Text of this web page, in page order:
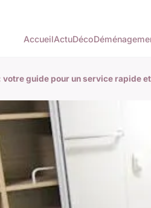
AccueilActuDéco
votre guide pour un service rapide